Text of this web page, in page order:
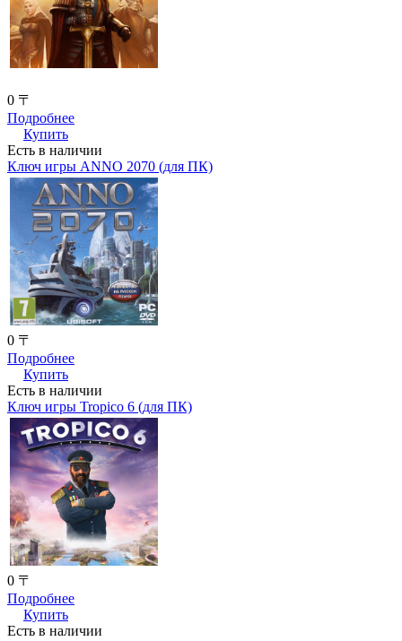
0 〒
Подробнее
Купить
Есть в наличии
Ключ игры ANNO 2070 (для ПК)
0 〒
Подробнее
Купить
Есть в наличии
Ключ игры Tropico 6 (для ПК)
0 〒
Подробнее
Купить
Есть в наличии